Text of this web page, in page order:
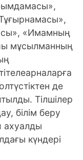
«Имамның
мұсылманның
де
Тілшілер
білім беру
ахуалды
күндері